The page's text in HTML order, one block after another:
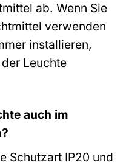
ab. Wenn Sie
verwenden
installieren,
Leuchte
auch im
Schutzart IP20 und